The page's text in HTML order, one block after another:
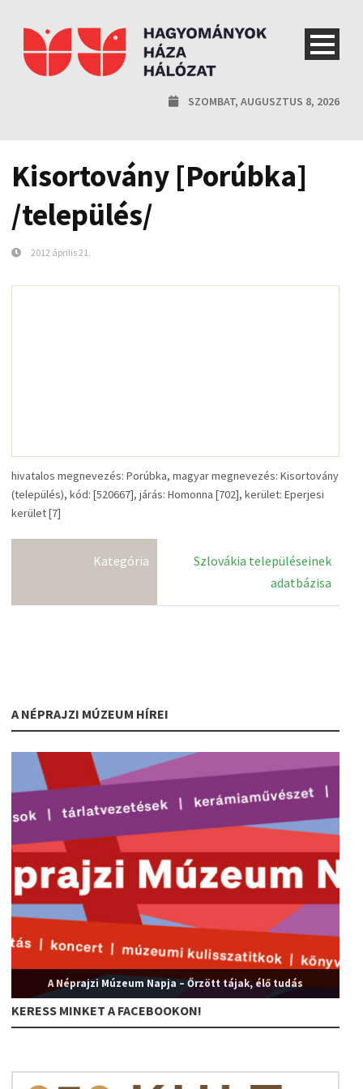
SZOMBAT, AUGUSZTUS 8, 2026
Kisortovány [Porúbka]
/település/
2012 április 21.
hivatalos megnevezés: Porúbka, magyar megnevezés: Kisortovány
(település), kód: [520667], járás: Homonna [702], kerület: Eperjesi
kerület [7]
Kategória
Szlovákia településeinek
adatbázisa
A NÉPRAJZI MÚZEUM HÍREI
A Néprajzi Múzeum Napja – Őrzött tájak, élő tudás
KERESS MINKET A FACEBOOKON!